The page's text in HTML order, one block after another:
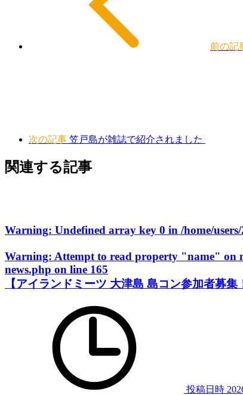
前の記
次の記事 笠戸島が雑誌で紹介されました
関連する記事
Warning: Undefined array key 0 in /home/
Warning: Attempt to read property "name" on
news.php on line 165
【アイランドミーツ 大津島 島コン参加者募集
投稿日時